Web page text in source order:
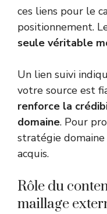
ces liens pour le
positionnement.
seule véritable
Un lien suivi
votre source est
renforce la
domaine. Pour
stratégie domaine
acquis.
Rôle du
maillage